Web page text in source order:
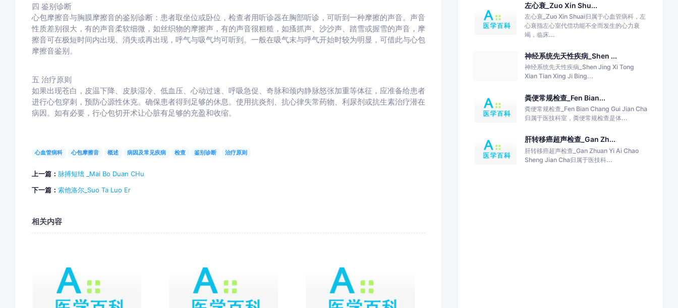
四 鉴别诊断
心包摩擦音与胸膜摩擦音的鉴别诊断：患者取坐位或卧位，检查者用听诊器在胸部听诊，可听到一种摩擦的声音。声音
性质差别很大，有的声音柔软细微，如丝织物的摩擦声，有的声音很粗糙，如搔抓声、沙沙声、踏雪或握雪的声音，摩
擦音可在极短时间内出现、消失或再出现，呼气与吸气均可听到。一般在吸气末与呼气开始时较为明显，可借此与心包
摩擦音鉴别。
五 治疗原则
如果出现苍白，皮温下降、皮肤湿冷、低血压、心动过速、呼吸急促、奇脉和颈内静脉怒张加重等体征，应准备给患者
进行心包穿刺，预防心源性休克。确保患者得到足够的休息。使用抗炎剂、抗心律失常药物、利尿剂或抗生素治疗潜在
病因。如有必要，行心包切开术让心脏有足够的充盈和收缩。
心血管病科 心包摩擦音 概述 病因及常见疾病 检查 鉴别诊断 治疗原则
上一篇： 脉搏短绌 _Mai Bo Duan CHu
下一篇： 索他洛尔_Suo Ta Luo Er
相关内容
左心衰_Zuo Xin Shu...
左心衰_Zuo Xin Shuai归属于心血管病科，左
心衰指左心室代偿功能不全而发生的心力衰
竭，临床...
神经系统先天性疾病_Shen ...
神经系统先天性疾病_Shen Jing Xi Tong
Xian Tian Xing Ji Bing...
粪便常规检查_Fen Bian...
粪便常规检查_Fen Bian Chang Gui Jian Cha
归属于医技科室，粪便常规检查是体...
肝转移癌超声检查_Gan Zh...
肝转移癌超声检查_Gan Zhuan Yi Ai Chao
Sheng Jian Cha归属于医技科...